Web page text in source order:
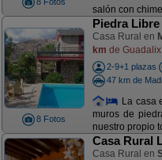
salón con
8 Fotos
Piedra Libre
Casa Rural en
km de
2-9+1 plazas
47 km de
La casa
muros de
nuestro propio
Casa Rural
Casa Rural en